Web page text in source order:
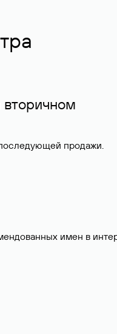
продажи.
имен в